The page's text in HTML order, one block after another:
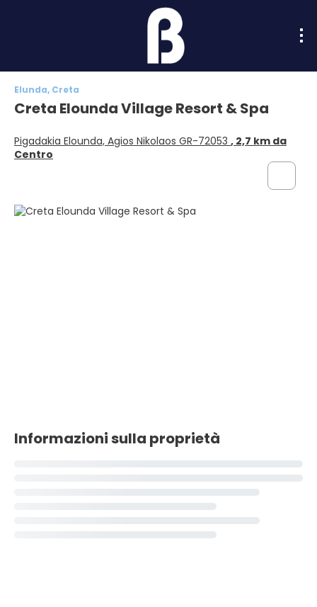
Elunda, Creta
Creta Elounda Village Resort & Spa
Pigadakia Elounda, Agios Nikolaos GR-72053 , 2,7 km da
Centro
Informazioni sulla proprietà